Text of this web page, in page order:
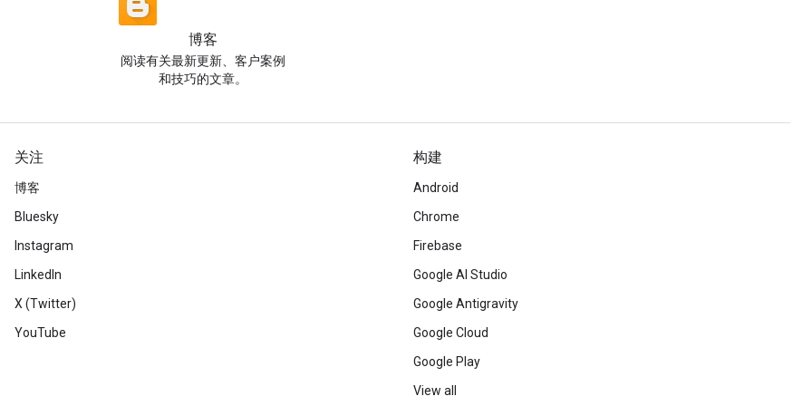
博客
阅读有关最新更新、客户案例
和技巧的文章。
关注
博客
Bluesky
Instagram
LinkedIn
X (Twitter)
YouTube
构建
Android
Chrome
Firebase
Google AI Studio
Google Antigravity
Google Cloud
Google Play
View all